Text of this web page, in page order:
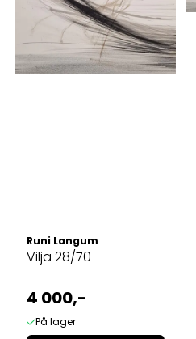
Runi Langum
Vilja 28/70
4 000,-
På lager